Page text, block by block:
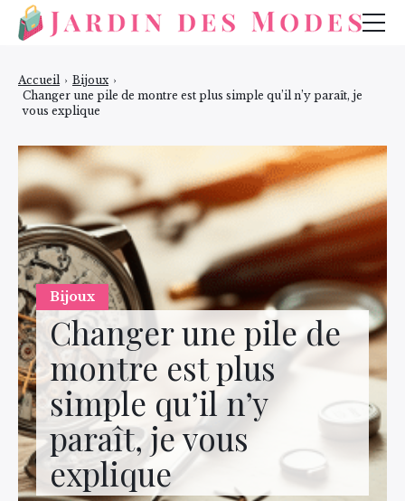
Bijoux
Changer une pile de
montre est plus
simple qu’il n’y
paraît, je vous
explique
Accueil › Bijoux ›
Changer une pile de montre est plus simple qu’il n’y paraît, je
vous explique
Bijoux
Beauté